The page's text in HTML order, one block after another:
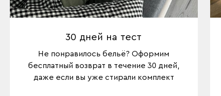
30 дней на тест
Не понравилось бельё? Оформим
бесплатный возврат в течение 30 дней,
даже если вы уже стирали комплект